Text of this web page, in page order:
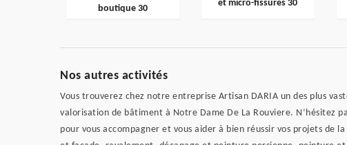
boutique 30
et micro-fissures 30
Nos autres activités
Vous trouverez chez notre entreprise Artisan DARIA un des plus
valorisation de bâtiment à Notre Dame De La Rouviere. N’hésitez
pour vous accompagner et vous aider à bien réussir vos projets